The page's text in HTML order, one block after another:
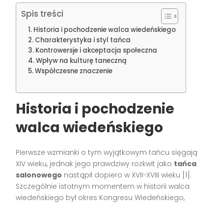
Spis treści
Historia i pochodzenie walca wiedeńskiego
Charakterystyka i styl tańca
Kontrowersje i akceptacja społeczna
Wpływ na kulturę taneczną
Współczesne znaczenie
Historia i pochodzenie
walca wiedeńskiego
Pierwsze wzmianki o tym wyjątkowym tańcu sięgają
XIV wieku, jednak jego prawdziwy rozkwit jako tańca
salonowego nastąpił dopiero w XVII-XVIII wieku [1].
Szczególnie istotnym momentem w historii walca
wiedeńskiego był okres Kongresu Wiedeńskiego,